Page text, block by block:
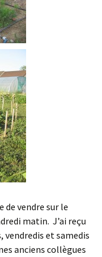
de vendre sur le
matin. J’ai reçu
vendredis et samedis
anciens collègues